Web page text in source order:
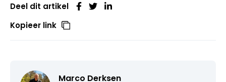
Deel dit artikel
Kopieer link
Marco Derksen